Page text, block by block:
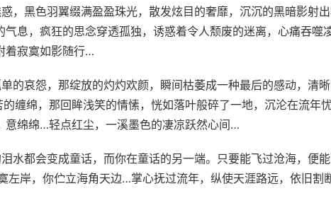
，黑色羽翼缀满盈盈珠光，散发炫目的奢靡，沉沉的黑暗影射
息，疯狂的思念穿透孤独，诱惑着令人颓废的迷离，心痛吞噬
着寂寞如影随行…­
的哀怨，那绽放的灼灼欢颜，瞬间枯萎成一种最后的感动，清
缠绵，那回眸浅笑的情愫，恍如落叶般碎了一地，沉沦在流年
意绵绵…轻点红尘，一溪墨色的凄凉跃然心间…­
水都会变成童话，而你在童话的另一端。只要能飞过沧海，便
左岸，你伫立海角天边…掌心抚过流年，纵使天涯路远，依旧割